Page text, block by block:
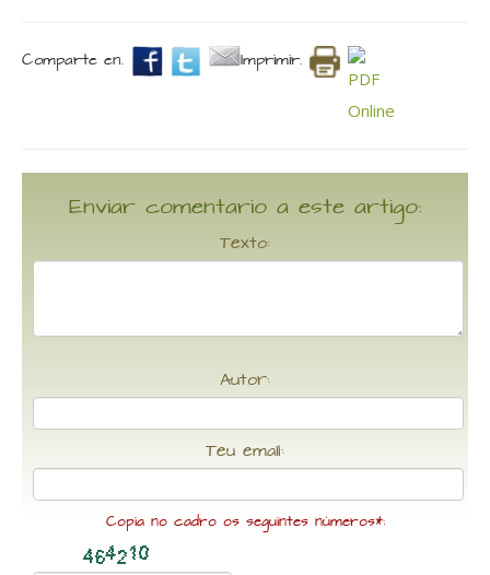
Comparte en. Imprimir.
Enviar comentario a este artigo:
Texto:
Autor:
Teu email:
Copia no cadro os seguintes números*: